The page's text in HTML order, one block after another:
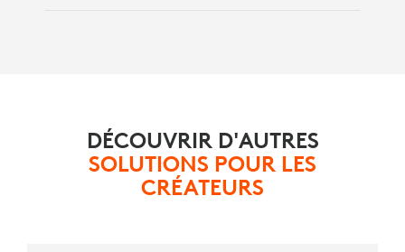
DÉCOUVRIR D'AUTRES
SOLUTIONS POUR LES
CRÉATEURS